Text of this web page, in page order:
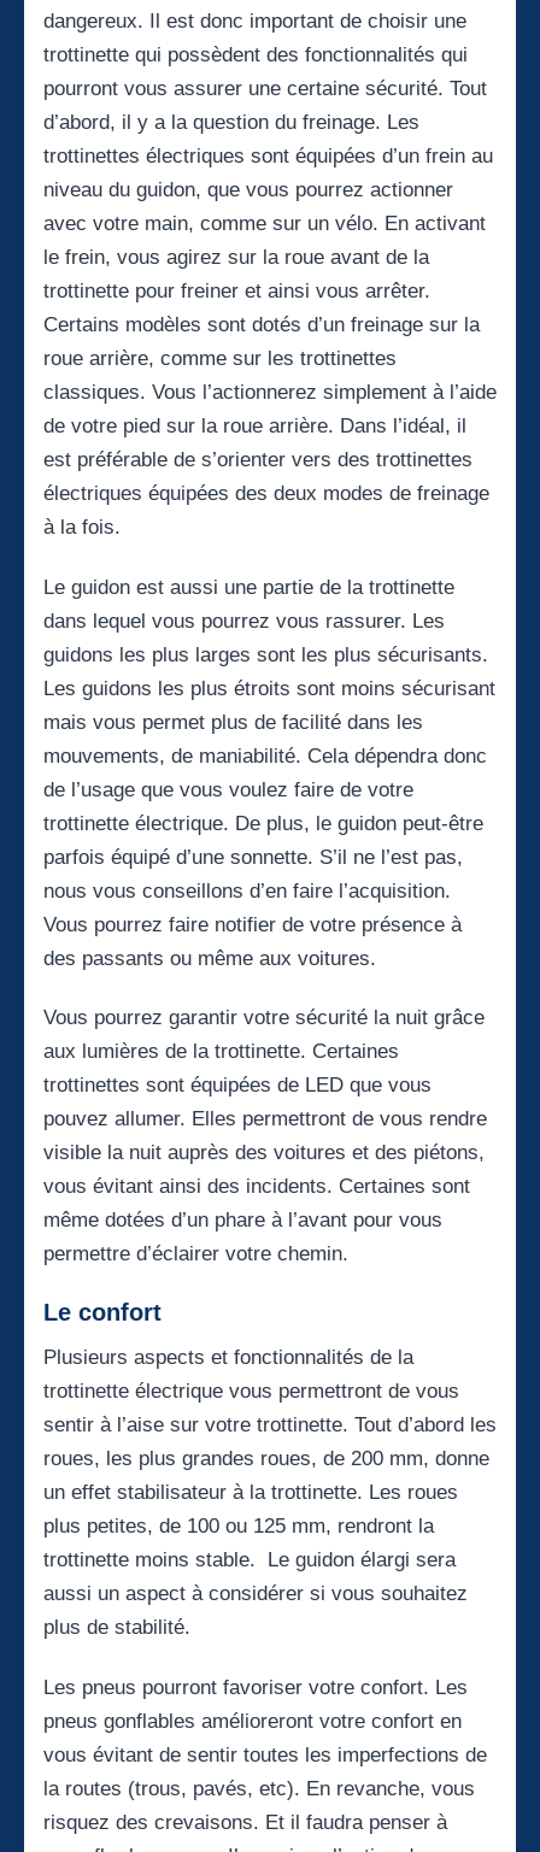
dangereux. Il est donc important de choisir une
trottinette qui possèdent des fonctionnalités qui
pourront vous assurer une certaine sécurité. Tout
d’abord, il y a la question du freinage. Les
trottinettes électriques sont équipées d’un frein au
niveau du guidon, que vous pourrez actionner
avec votre main, comme sur un vélo. En activant
le frein, vous agirez sur la roue avant de la
trottinette pour freiner et ainsi vous arrêter.
Certains modèles sont dotés d’un freinage sur la
roue arrière, comme sur les trottinettes
classiques. Vous l’actionnerez simplement à l’aide
de votre pied sur la roue arrière. Dans l’idéal, il
est préférable de s’orienter vers des trottinettes
électriques équipées des deux modes de freinage
à la fois.
Le guidon est aussi une partie de la trottinette
dans lequel vous pourrez vous rassurer. Les
guidons les plus larges sont les plus sécurisants.
Les guidons les plus étroits sont moins sécurisant
mais vous permet plus de facilité dans les
mouvements, de maniabilité. Cela dépendra donc
de l’usage que vous voulez faire de votre
trottinette électrique. De plus, le guidon peut-être
parfois équipé d’une sonnette. S’il ne l’est pas,
nous vous conseillons d’en faire l’acquisition.
Vous pourrez faire notifier de votre présence à
des passants ou même aux voitures.
Vous pourrez garantir votre sécurité la nuit grâce
aux lumières de la trottinette. Certaines
trottinettes sont équipées de LED que vous
pouvez allumer. Elles permettront de vous rendre
visible la nuit auprès des voitures et des piétons,
vous évitant ainsi des incidents. Certaines sont
même dotées d’un phare à l’avant pour vous
permettre d’éclairer votre chemin.
Le confort
Plusieurs aspects et fonctionnalités de la
trottinette électrique vous permettront de vous
sentir à l’aise sur votre trottinette. Tout d’abord les
roues, les plus grandes roues, de 200 mm, donne
un effet stabilisateur à la trottinette. Les roues
plus petites, de 100 ou 125 mm, rendront la
trottinette moins stable. Le guidon élargi sera
aussi un aspect à considérer si vous souhaitez
plus de stabilité.
Les pneus pourront favoriser votre confort. Les
pneus gonflables amélioreront votre confort en
vous évitant de sentir toutes les imperfections de
la routes (trous, pavés, etc). En revanche, vous
risquez des crevaisons. Et il faudra penser à